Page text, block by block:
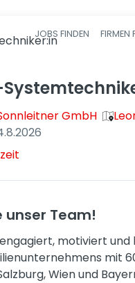
JOBS FINDEN FIRMEN
GmbH
unser Team!
motiviert
mit
Wien und